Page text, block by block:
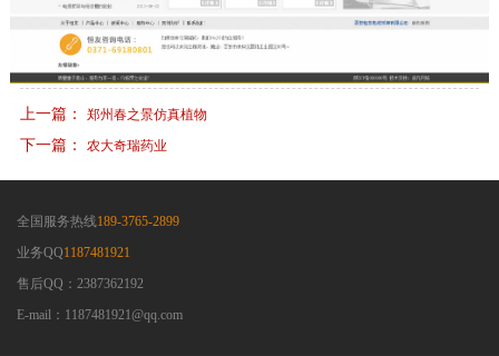
上一篇： 郑州春之景仿真植物
下一篇： 农大奇瑞药业
全国服务热线189-3765-2899
业务QQ1187481921
售后QQ：2387362192
E-mail：1187481921@qq.com